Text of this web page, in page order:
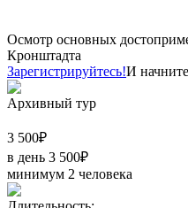
Осмотр основных
Кронштадта
Зарегистрируйтесь!И
Архивный тур
3 500₽
в день 3 500₽
минимум 2 человека